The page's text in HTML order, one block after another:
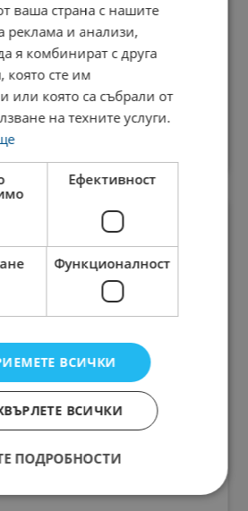
Резорт и Вили
Резорт и Вили
ваша страна с нашите
реклама и анализи,
я комбинират с друга
сте им
или която са събрали от
на техните услуги.
Ефективност
Функционалност
ВСИЧКИ
ВСИЧКИ
ПОДРОБНОСТИ